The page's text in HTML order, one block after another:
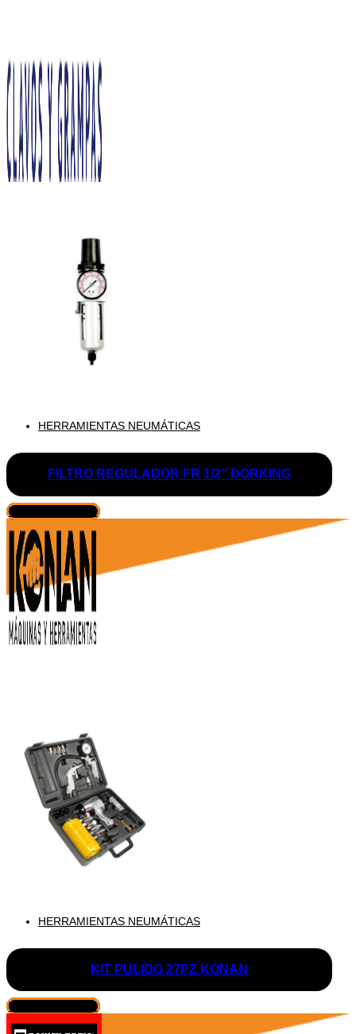
HERRAMIENTAS NEUMÁTICAS
FILTRO REGULADOR FR 1/2″ DORKING
VER PRODUCTO
HERRAMIENTAS NEUMÁTICAS
KIT PULIDO 27PZ KONAN
VER PRODUCTO